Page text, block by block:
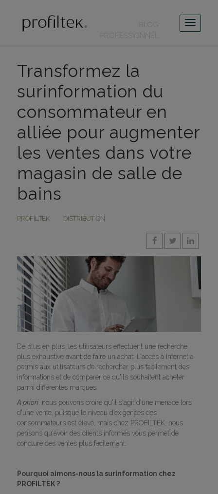
BLOG
PROFESSIONNEL
Transformez la
surinformation du
consommateur en
alliée pour augmenter
les ventes dans votre
magasin de salle de
bains
PROFILTEK DISTRIBUTION
De plus en plus, les utilisateurs effectuent une recherche
plus exhaustive avant de faire un achat. L'accès à Internet a
permis aux utilisateurs de rechercher plus facilement des
informations et de comparer ce qu'ils souhaitent acheter
parmi différentes marques.
A priori , nous pouvons croire qu'il s'agit d'une menace lors
d'une vente, puisque le niveau d’exigences des
consommateurs est élevé, mais chez PROFILTEK, nous
pensons qu'avoir des clients informés vous permet de
conclure des ventes plus facilement.
Pourquoi aimons-nous la surinformation chez
PROFILTEK ?